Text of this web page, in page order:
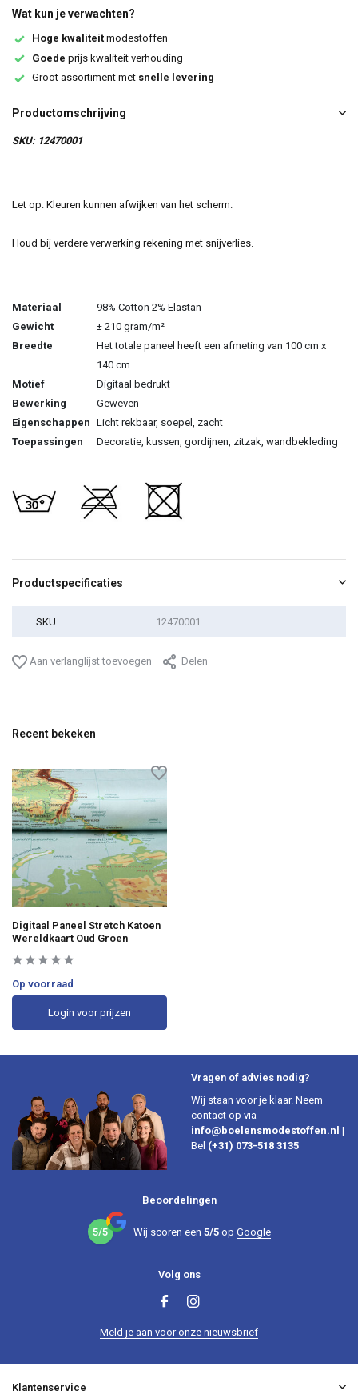
Wat kun je verwachten?
Hoge kwaliteit modestoffen
Goede prijs kwaliteit verhouding
Groot assortiment met snelle levering
Productomschrijving
SKU: 12470001
Let op: Kleuren kunnen afwijken van het scherm.
Houd bij verdere verwerking rekening met snijverlies.
Materiaal
98% Cotton 2% Elastan
Gewicht
± 210 gram/m²
Breedte
Het totale paneel heeft een afmeting van 100 cm x
140 cm.
Motief
Digitaal bedrukt
Bewerking
Geweven
Eigenschappen Licht rekbaar, soepel, zacht
Toepassingen
Decoratie, kussen, gordijnen, zitzak, wandbekleding
Productspecificaties
SKU 12470001
Aan verlanglijst toevoegen Delen
Recent bekeken
Digitaal Paneel Stretch Katoen
Wereldkaart Oud Groen
Op voorraad
Login voor prijzen
Vragen of advies nodig?
Wij staan voor je klaar. Neem
contact op via
info@boelensmodestoffen.nl |
Bel (+31) 073-518 3135
Beoordelingen
5/5 Wij scoren een 5/5op Google
Volg ons
Meld je aan voor onze nieuwsbrief
Klantenservice